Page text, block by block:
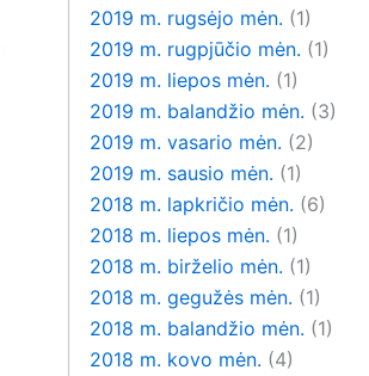
2019 m. rugsėjo mėn. (1)
2019 m. rugpjūčio mėn. (1)
2019 m. liepos mėn. (1)
2019 m. balandžio mėn. (3)
2019 m. vasario mėn. (2)
2019 m. sausio mėn. (1)
2018 m. lapkričio mėn. (6)
2018 m. liepos mėn. (1)
2018 m. birželio mėn. (1)
2018 m. gegužės mėn. (1)
2018 m. balandžio mėn. (1)
2018 m. kovo mėn. (4)